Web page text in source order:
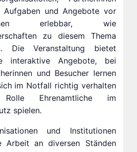
Aufgaben und Angebote vor
erlebbar, wie
zu diesem Thema
Die Veranstaltung bietet
interaktive Angebote, bei
und Besucher lernen
im Notfall richtig verhalten
Ehrenamtliche im
spielen.
und Institutionen
Arbeit an diversen Ständen